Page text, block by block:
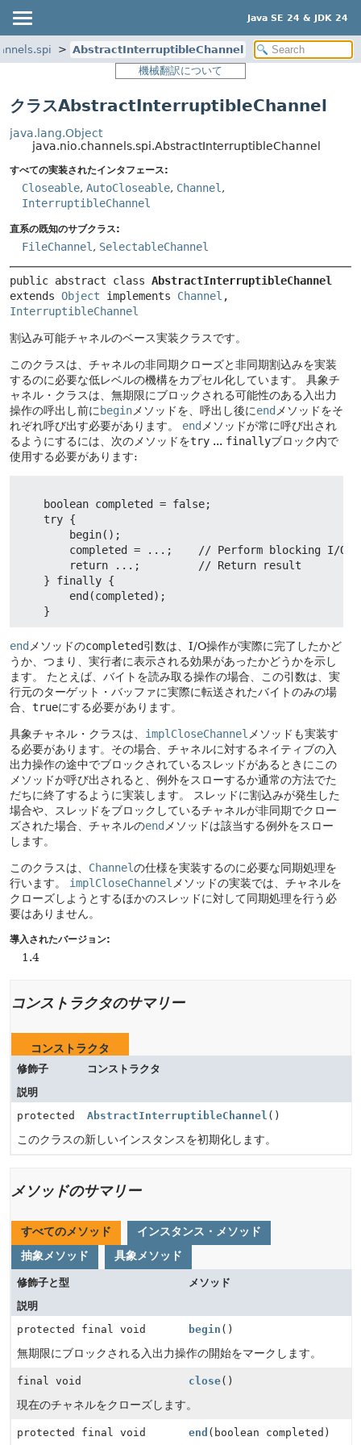
Java SE 24 & JDK 24
AbstractInterruptibleChannel
機械翻訳について
クラスAbstractInterruptibleChannel
java.lang.Object
java.nio.channels.spi.AbstractInterruptibleChannel
すべての実装されたインタフェース:
Closeable, AutoCloseable, Channel ,
InterruptibleChannel
直系の既知のサブクラス:
FileChannel , SelectableChannel
public abstract class AbstractInterruptibleChannel
extends Object implements Channel
InterruptibleChannel
割込み可能チャネルのベース実装クラスです。
このクラスは、チャネルの非同期クローズと非同期割込みを実装
するのに必要な低レベルの機構をカプセル化しています。
具象チ
ャネル・クラスは、無期限にブロックされる可能性のある入出力
操作の呼出し前に begin メソッドを、呼出し後にend メソッドをそ
れぞれ呼び出す必要があります。
end メソッドが常に呼び出され
るようにするには、次のメソッドをtry ... finallyブロック内で
使用する必要があります:
    boolean completed = false;
    try {
        begin();
completed = ...;    // Perform blocking I/O
        return ...;         // Return result
    } finally {
        end(completed);
end メソッドのcompleted引数は、I/O操作が実際に完了したかど
うか、つまり、実行者に表示される効果があったかどうかを示し
ます。
たとえば、バイトを読み取る操作の場合、この引数は、実
行元のターゲット・バッファに実際に転送されたバイトのみの場
合、 trueにする必要があります。
具象チャネル・クラスは、 implCloseChannel メソッドも実装す
る必要があります。その場合、チャネルに対するネイティブの入
出力操作の途中でブロックされているスレッドがあるときにこの
メソッドが呼び出されると、例外をスローするか通常の方法でた
だちに終了するように実装します。
スレッドに割込みが発生した
場合や、スレッドをブロックしているチャネルが非同期でクロー
ズされた場合、チャネルのend メソッドは該当する例外をスロー
します。
このクラスは、 Channelの仕様を実装するのに必要な同期処理を
行います。
implCloseChannel メソッドの実装では、チャネルを
クローズしようとするほかのスレッドに対して同期処理を行う必
要はありません。
導入されたバージョン:
1.4
コンストラクタのサマリー
コンストラクタ
修飾子
コンストラクタ
説明
protected
AbstractInterruptibleChannel ()
このクラスの新しいインスタンスを初期化します。
メソッドのサマリー
すべてのメソッド
インスタンス・メソッド
抽象メソッド
具象メソッド
修飾子と型
メソッド
説明
protected final void
begin ()
無期限にブロックされる入出力操作の開始をマークします。
final void close()
現在のチャネルをクローズします。
protected final void end (boolean completed)